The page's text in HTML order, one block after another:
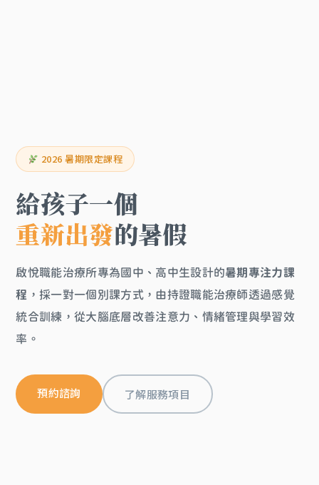
2026 暑期限定課程
給孩子一個
重新出發的暑假
啟悅職能治療所專為國中、高中生設計的暑期專注力課
程 ，採一對一個別課方式，由持證職能治療師透過感覺
統合訓練，從大腦底層改善注意力、情緒管理與學習效
率。
預約諮詢 了解服務項目